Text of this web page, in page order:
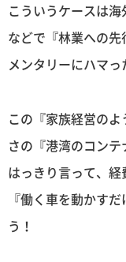
こういうケースは
などで『林業への
メンタリーにハマっ
この『家族経営の
さの『港湾のコン
はっきり言って、
『働く車を動かす
う！